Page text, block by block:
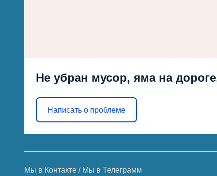
Не убран мусор, яма на
Написать о проблеме
Мы в Контакте / Мы в Телеграмм